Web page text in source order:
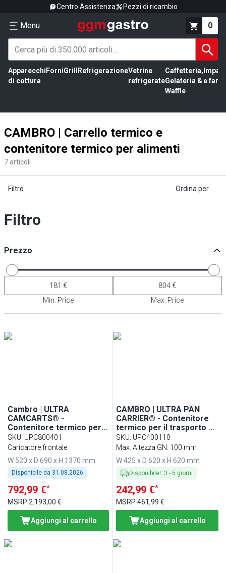
Centro Assistenza Pezzi di ricambio
Menu 0
Apparecchi
di cottura
ForniGrill RefrigerazioneVetrine
refrigerate
Caffetteria,
Gelateria &
Waffle
e
CAMBRO | Carrello termico e
contenitore termico per alimenti
7 articoli
Filtro Ordina per
Filtro
Prezzo
Min. Price Max. Price
Cambro | ULTRA
CAMCARTS® -
Contenitore termico per il
trasporto di alimenti per
8x contenitori GN 1/1 - Blu
SKU: UPC800401
Caricatore frontale
W 520 x D 690 x H 1370 mm
Disponibile da 31.08.2026
792,99 €*
MSRP 2.193,00 €
Aggiungi al carrello
CAMBRO | ULTRA PAN
CARRIER® - Contenitore
termico per il trasporto di
alimenti 57 litri - per 4x
contenitori GN 1/1 - Nero
SKU: UPC400110
Max. Altezza GN: 100 mm
W 425 x D 620 x H 620 mm
Disponibile!: 3 -5 giorni
242,99 €*
MSRP461,99 €
Aggiungi al carrello